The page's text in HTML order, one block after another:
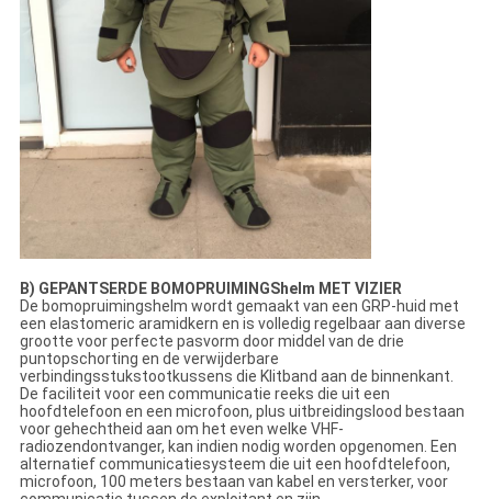
B) GEPANTSERDE BOMOPRUIMINGShelm MET VIZIER
De bomopruimingshelm wordt gemaakt van een GRP-huid met
een elastomeric aramidkern en is volledig regelbaar aan diverse
grootte voor perfecte pasvorm door middel van de drie
puntopschorting en de verwijderbare
verbindingsstukstootkussens die Klitband aan de binnenkant.
De faciliteit voor een communicatie reeks die uit een
hoofdtelefoon en een microfoon, plus uitbreidingslood bestaan
voor gehechtheid aan om het even welke VHF-
radiozendontvanger, kan indien nodig worden opgenomen. Een
alternatief communicatiesysteem die uit een hoofdtelefoon,
microfoon, 100 meters bestaan van kabel en versterker, voor